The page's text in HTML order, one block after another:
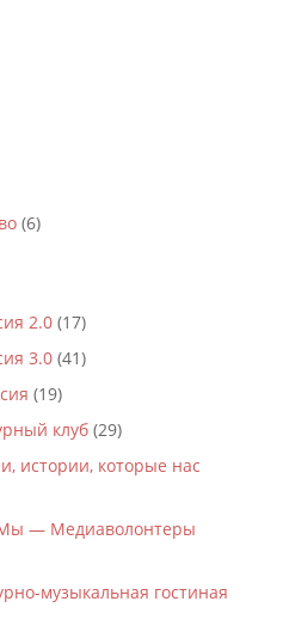
(6)
2.0(17)
3.0(41)
(19)
клуб(29)
истории, которые нас
— Медиаволонтеры
музыкальная гостиная